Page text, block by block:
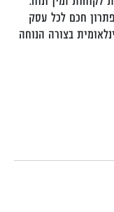
חכם לכל עסק
בצורה הנוחה